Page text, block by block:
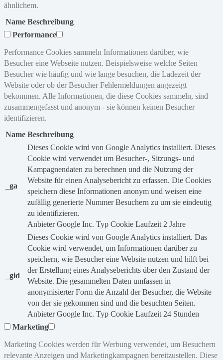
ähnlichem.
Name Beschreibung
Performance
Performance Cookies sammeln Informationen darüber, wie
Besucher eine Webseite nutzen. Beispielsweise welche Seiten
Besucher wie häufig und wie lange besuchen, die Ladezeit der
Website oder ob der Besucher Fehlermeldungen angezeigt
bekommen. Alle Informationen, die diese Cookies sammeln, sind
zusammengefasst und anonym - sie können keinen Besucher
identifizieren.
Name Beschreibung
_ga
Dieses Cookie wird von Google Analytics installiert. Dieses
Cookie wird verwendet um Besucher-, Sitzungs- und
Kampagnendaten zu berechnen und die Nutzung der
Website für einen Analysebericht zu erfassen. Die Cookies
speichern diese Informationen anonym und weisen eine
zufällig generierte Nummer Besuchern zu um sie eindeutig
zu identifizieren.
Anbieter Google Inc. Typ Cookie Laufzeit 2 Jahre
_gid
Dieses Cookie wird von Google Analytics installiert. Das
Cookie wird verwendet, um Informationen darüber zu
speichern, wie Besucher eine Website nutzen und hilft bei
der Erstellung eines Analyseberichts über den Zustand der
Website. Die gesammelten Daten umfassen in
anonymisierter Form die Anzahl der Besucher, die Website
von der sie gekommen sind und die besuchten Seiten.
Anbieter Google Inc. Typ Cookie Laufzeit 24 Stunden
Marketing
Marketing Cookies werden für Werbung verwendet, um Besuchern
relevante Anzeigen und Marketingkampagnen bereitzustellen. Diese